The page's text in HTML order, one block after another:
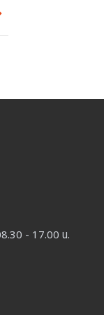
- 17.00 น.